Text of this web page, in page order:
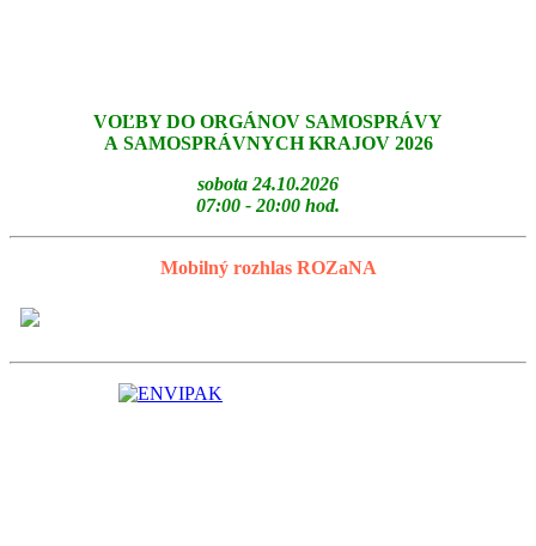
VOĽBY DO ORGÁNOV SAMOSPRÁVY
A SAMOSPRÁVNYCH KRAJOV 2026
sobota 24.10.2026
07:00 - 20:00 hod.
Mobilný rozhlas ROZaNA